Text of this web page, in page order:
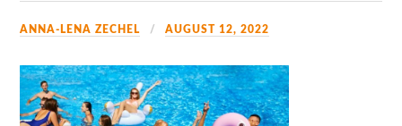
ANNA-LENA ZECHEL AUGUST 12, 2022